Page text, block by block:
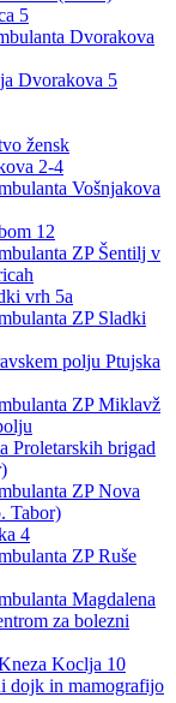
5
Dvorakova
Dvorakova 5
žensk
2-4
Vošnjakova
12
ZP Šentilj v
vrh 5a
ZP Sladki
polju Ptujska
ZP Miklavž
Proletarskih brigad
ZP Nova
Tabor)
4
ZP Ruše
Magdalena
za bolezni
Koclja 10
dojk in mamografijo